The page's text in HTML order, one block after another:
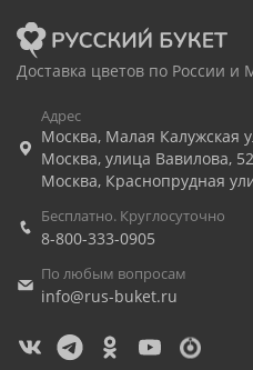
Доставка цветов по России и
Адрес
Москва, Малая Калужская
Москва, улица Вавилова,
Москва, Краснопрудная
Бесплатно. Круглосуточно
8-800-333-0905
По любым вопросам
info@rus-buket.ru